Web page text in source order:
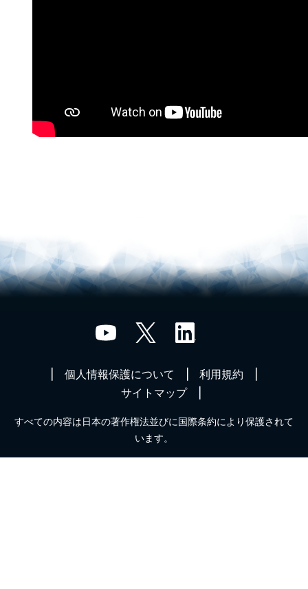
個人情報保護について
利用規約
サイトマップ
すべての内容は日本の著作権法並びに国際条約により保護されて
います。